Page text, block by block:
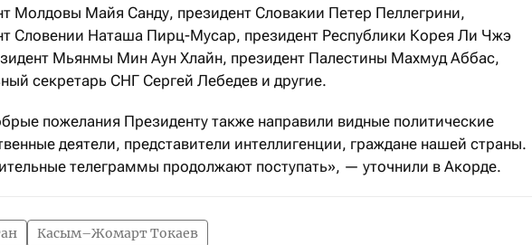
Молдовы Майя Санду, президент Словакии Петер Пеллегрини,
Словении Наташа Пирц-Мусар, президент Республики Корея Ли Чжэ
Мьянмы Мин Аун Хлайн, президент Палестины Махмуд Аббас,
секретарь СНГ Сергей Лебедев и другие.
пожелания Президенту также направили видные политические
деятели, представители интеллигенции, граждане нашей страны.
телеграммы продолжают поступать», — уточнили в Акорде.
Касым–Жомарт Токаев